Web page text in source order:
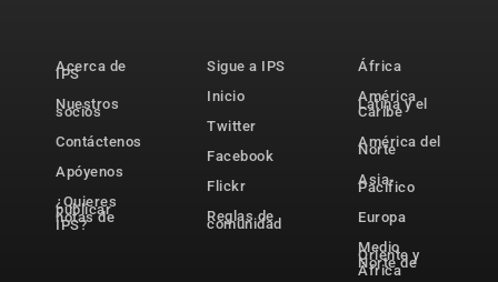
Acerca de
IPS
Nuestros
socios
Contáctenos
Apóyenos
¿Quieres
publicar
notas de
IPS?
Sigue a IPS
Inicio
Twitter
Facebook
Flickr
Reglas de
comunidad
África
América
Latina y el
Caribe
América del
Norte
Asia-
Pacífico
Europa
Medio
Oriente y
Norte de
África